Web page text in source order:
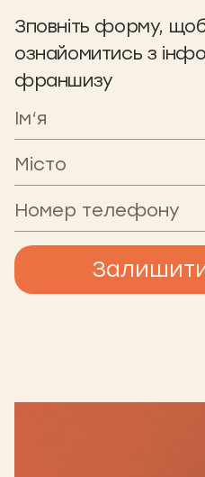
Зповніть форму,
ознайомитись з
франшизу